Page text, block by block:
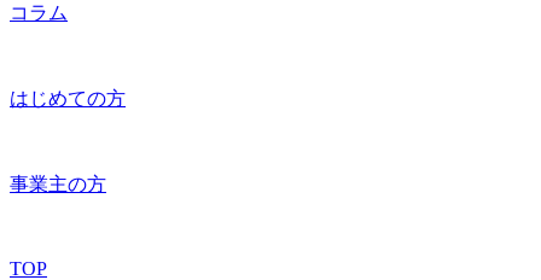
コラム
はじめての方
事業主の方
TOP